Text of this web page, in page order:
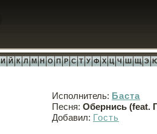
И Й К Л М Н О П Р С Т У Ф Х Ц Ч Ш Щ Э
Исполнитель: Баста
Песня: Обернись (feat.
Добавил: Гость